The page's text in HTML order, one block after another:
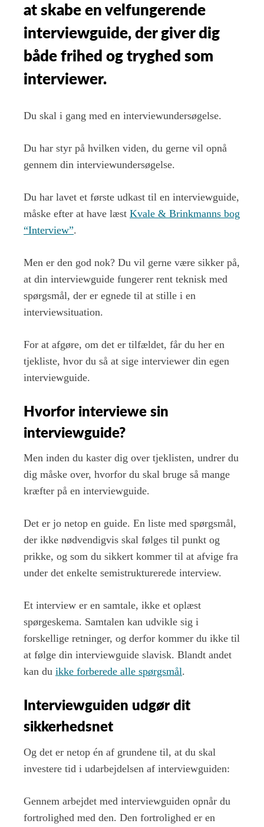
stille
din
interviewguide
at skabe en velfungerende
interviewguide, der giver dig
både frihed og tryghed som
interviewer.
Du skal i gang med en interviewundersøgelse.
Du har styr på hvilken viden, du gerne vil opnå
gennem din interviewundersøgelse.
Du har lavet et første udkast til en interviewguide,
måske efter at have læst Kvale & Brinkmanns bog
“Interview”.
Men er den god nok? Du vil gerne være sikker på,
at din interviewguide fungerer rent teknisk med
spørgsmål, der er egnede til at stille i en
interviewsituation.
For at afgøre, om det er tilfældet, får du her en
tjekliste, hvor du så at sige interviewer din egen
interviewguide.
Hvorfor interviewe sin
interviewguide?
Men inden du kaster dig over tjeklisten, undrer du
dig måske over, hvorfor du skal bruge så mange
kræfter på en interviewguide.
Det er jo netop en guide. En liste med spørgsmål,
der ikke nødvendigvis skal følges til punkt og
prikke, og som du sikkert kommer til at afvige fra
under det enkelte semistrukturerede interview.
Et interview er en samtale, ikke et oplæst
spørgeskema. Samtalen kan udvikle sig i
forskellige retninger, og derfor kommer du ikke til
at følge din interviewguide slavisk. Blandt andet
kan du ikke forberede alle spørgsmål.
Interviewguiden udgør dit
sikkerhedsnet
Og det er netop én af grundene til, at du skal
investere tid i udarbejdelsen af interviewguiden:
Gennem arbejdet med interviewguiden opnår du
fortrolighed med den. Den fortrolighed er en